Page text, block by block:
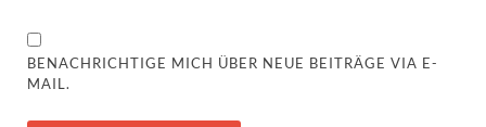
BENACHRICHTIGE MICH ÜBER NEUE BEITRÄGE VIA E-
MAIL.